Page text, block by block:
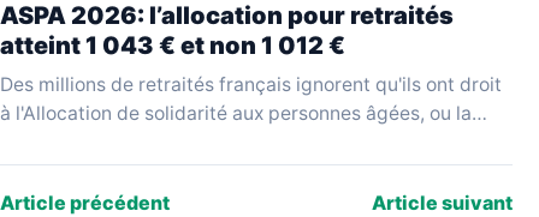
ASPA 2026: l’allocation pour retraités
atteint 1 043 € et non 1 012 €
Des millions de retraités français ignorent qu'ils ont droit
à l'Allocation de solidarité aux personnes âgées, ou la
Article précédent Article suivant